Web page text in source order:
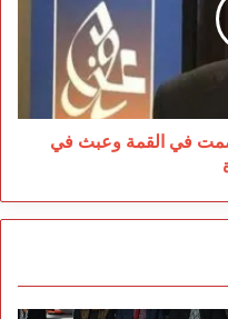
صمت في القمة وعبث في